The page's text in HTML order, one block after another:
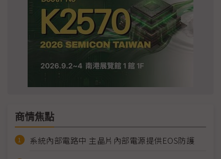
商情焦點
系統內部電路中 主晶片內部電源提供EOS防護